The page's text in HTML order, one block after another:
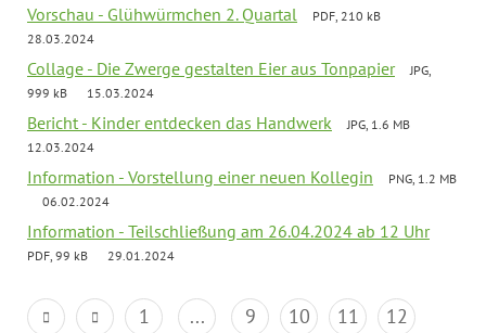
Vorschau - Glühwürmchen 2. Quartal
PDF, 210 kB
28.03.2024
Collage - Die Zwerge gestalten Eier aus Tonpapier
JPG,
999 kB
15.03.2024
Bericht - Kinder entdecken das Handwerk
JPG, 1.6 MB
12.03.2024
Information - Vorstellung einer neuen Kollegin
PNG, 1.2 MB
06.02.2024
Information - Teilschließung am 26.04.2024 ab 12 Uhr
PDF, 99 kB 29.01.2024
1 ... 9 10 11
12